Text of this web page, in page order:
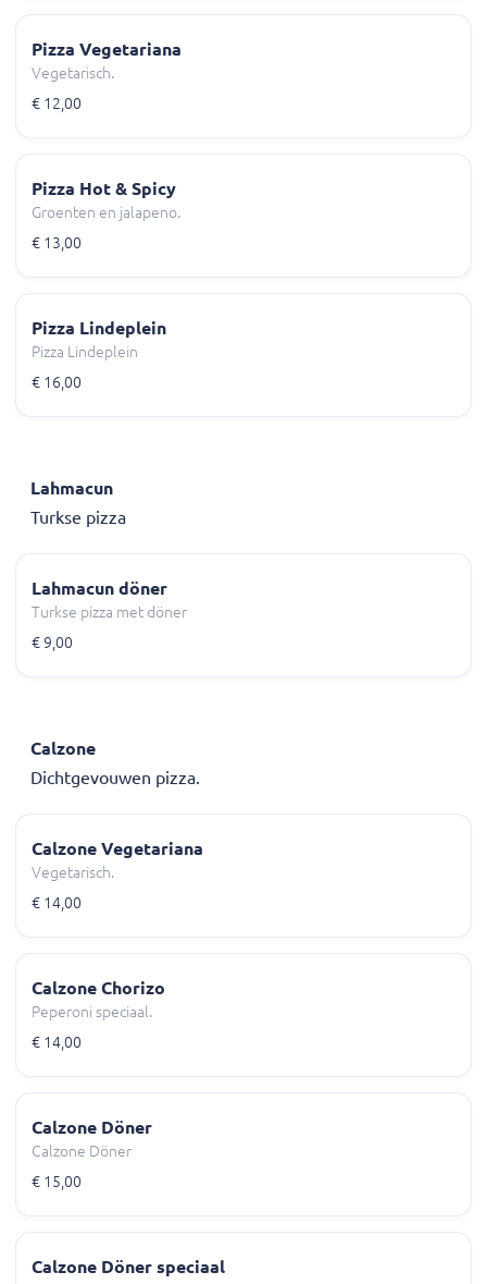
Pizza Vegetariana
Vegetarisch.
€ 12,00
Pizza Hot & Spicy
Groenten en jalapeno.
€ 13,00
Pizza Lindeplein
Pizza Lindeplein
€ 16,00
Lahmacun
Turkse pizza
Lahmacun döner
Turkse pizza met döner
€ 9,00
Calzone
Dichtgevouwen pizza.
Calzone Vegetariana
Vegetarisch.
€ 14,00
Calzone Chorizo
Peperoni speciaal.
€ 14,00
Calzone Döner
Calzone Döner
€ 15,00
Calzone Döner speciaal